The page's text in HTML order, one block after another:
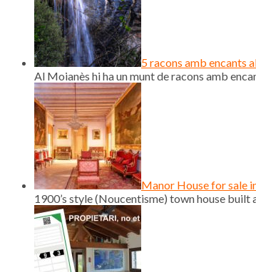
5 racons amb encants
Al Moianès hi ha un munt de racons amb
Manor House for sale
1900’s style (Noucentisme) town house